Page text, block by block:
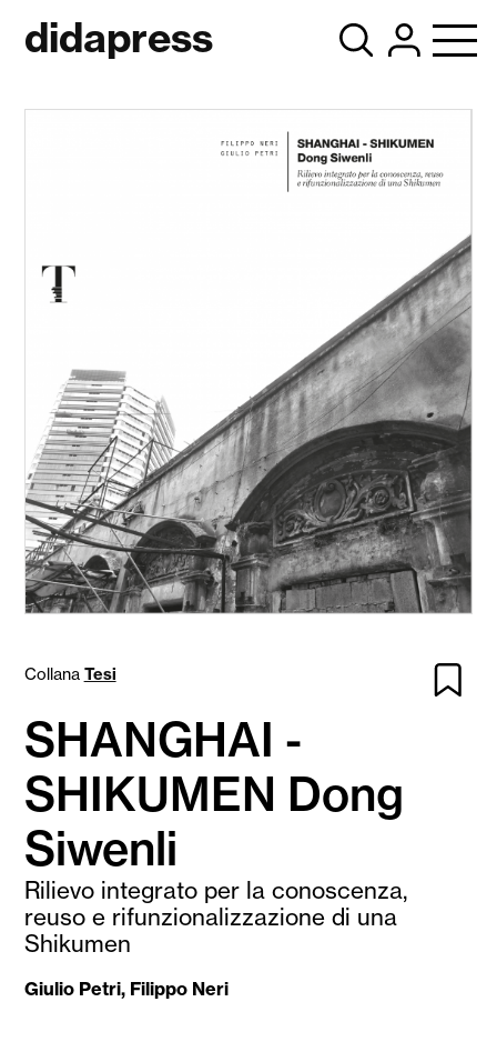
didapress
Collana Tesi
SHANGHAI -
SHIKUMEN Dong
Siwenli
Rilievo integrato per la conoscenza,
reuso e rifunzionalizzazione di una
Shikumen
Giulio Petri,Filippo Neri